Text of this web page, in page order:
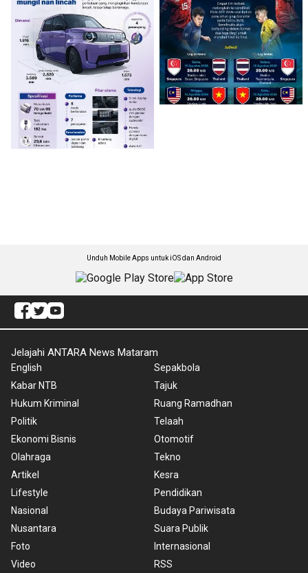
Unduh Mobile Apps untuk iOS dan Android
Jelajahi ANTARA News Mataram
English
Kabar NTB
Hukum Kriminal
Politik
Ekonomi Bisnis
Olahraga
Artikel
Lifestyle
Nasional
Nusantara
Foto
Video
Sepakbola
Tajuk
Ruang Ramadhan
Telaah
Otomotif
Tekno
Kesra
Pendidikan
Budaya Pariwisata
Suara Publik
Internasional
RSS